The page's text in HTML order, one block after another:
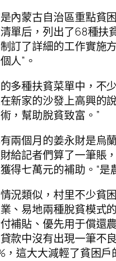
內蒙古自治區重點貧
單后，列出了68種扶
訂了詳細的工作實施
人”。
多種扶貧菜單中，不
新家的沙發上高興的
，幫助脫貧致富。”
兩個月的姜永財是烏
給記者們算了一筆賬
得七萬元的補助。“
況類似，村里不少貧
、易地兩種脫貧模式
補貼、優先用于償還
款中沒有出現一筆不
，這大大減輕了貧困戶